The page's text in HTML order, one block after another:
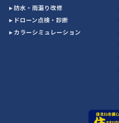
▸ 防水・雨漏り改修
▸ ドローン点検・診断
▸ カラーシミュレーション